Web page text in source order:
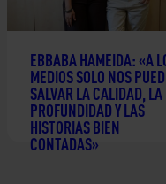
EBBABA HAMEIDA: «A
MEDIOS SOLO NOS
SALVAR LA CALIDAD, LA
PROFUNDIDAD Y LAS
HISTORIAS BIEN
CONTADAS»